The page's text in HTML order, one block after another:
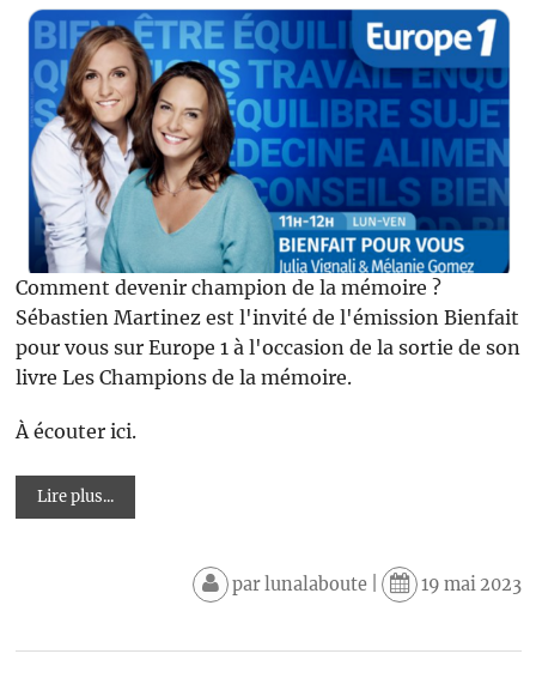
Comment devenir champion de la mémoire ?
Sébastien Martinez est l'invité de l'émission Bienfait
pour vous sur Europe 1 à l'occasion de la sortie de son
livre Les Champions de la mémoire.
À écouter ici.
Lire plus...
par lunalaboute| 19 mai 2023